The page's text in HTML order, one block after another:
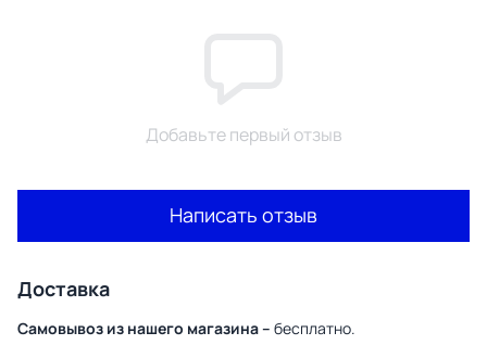
Добавьте первый отзыв
Написать отзыв
Доставка
Самовывоз из нашего магазина – бесплатно.